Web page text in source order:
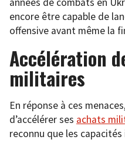
encore être capable de
offensive avant même la
Accélération
militaires
En réponse à ces
d’accélérer ses achats
reconnu que les